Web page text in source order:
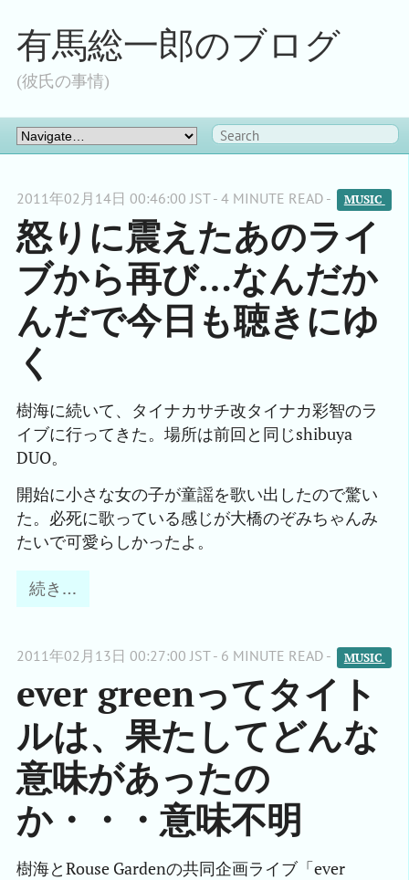
有馬総一郎のブログ
(彼氏の事情)
2011年02月14日 00:46:00 JST - 4 MINUTE READ - MUSIC
怒りに震えたあのライ
ブから再び…なんだか
んだで今日も聴きにゆ
く
樹海に続いて、タイナカサチ改タイナカ彩智のラ
イブに行ってきた。場所は前回と同じshibuya
DUO。
開始に小さな女の子が童謡を歌い出したので驚い
た。必死に歌っている感じが大橋のぞみちゃんみ
たいで可愛らしかったよ。
続き…
2011年02月13日 00:27:00 JST - 6 MINUTE READ - MUSIC
ever greenってタイト
ルは、果たしてどんな
意味があったの
か・・・意味不明
樹海とRouse Gardenの共同企画ライブ「ever